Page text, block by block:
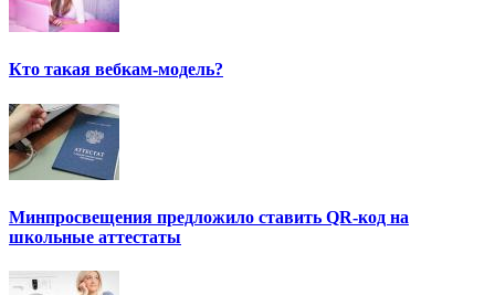
Кто такая вебкам-модель?
Минпросвещения предложило ставить QR-код на
школьные аттестаты